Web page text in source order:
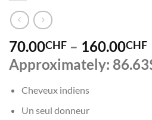
70.00CHF – 160.00CHF
Approximately:
Cheveux indiens
Un seul donneur